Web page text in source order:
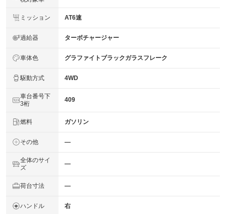
ミッション AT6速
過給器 ターボチャージャー
車体色 グラファイトブラックガラスフレーク
駆動方式 4WD
車台番号下
3桁
409
燃料 ガソリン
その他 ―
全体のサイ
ズ
―
荷台寸法 ―
ハンドル 右